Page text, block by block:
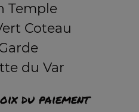
Temple
Coteau
du Var
du paiement